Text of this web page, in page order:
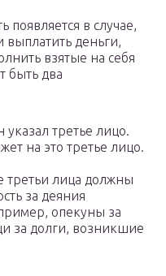
появляется в случае,
выплатить деньги,
взятые на себя
быть два
указал третье лицо.
на это третье лицо.
третьи лица должны
за деяния
опекуны за
за долги, возникшие